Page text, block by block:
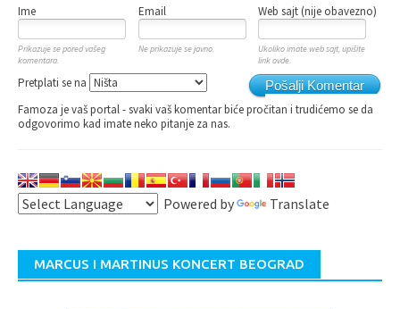
Ime Email Web sajt (nije obavezno)
Prikazuje se pored vašeg
komentara.
Ne prikazuje se javno.
Ukoliko imate web sajt, upišite
link ovde.
Pošalji Komentar
Pretplati se na
Famoza je vaš portal - svaki vaš komentar biće pročitan i trudićemo se da
odgovorimo kad imate neko pitanje za nas.
Powered by Translate
MARCUS I MARTINUS KONCERT BEOGRAD